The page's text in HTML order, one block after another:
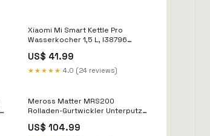
Xiaomi Mi Smart Kettle Pro
Wasserkocher 1,5 L, I38796
US$ 41.99
★★★★★ 4.0 (24 reviews)
Meross Matter MRS200
Rolladen-Gurtwickler Unterputz
sync
US$ 104.99